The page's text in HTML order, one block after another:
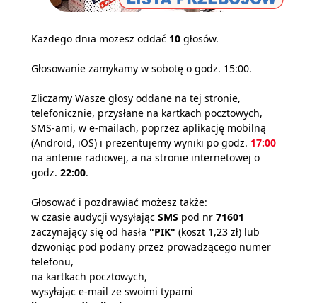
Każdego dnia możesz oddać 10 głosów.
Głosowanie zamykamy w sobotę o godz. 15:00.
Zliczamy Wasze głosy oddane na tej stronie,
telefonicznie, przysłane na kartkach pocztowych,
SMS-ami, w e-mailach, poprzez aplikację mobilną
(Android, iOS) i prezentujemy wyniki po godz. 17:00
na antenie radiowej, a na stronie internetowej o
godz. 22:00.
Głosować i pozdrawiać możesz także:
w czasie audycji wysyłając SMS pod nr 71601
zaczynający się od hasła "PIK" (koszt 1,23 zł) lub
dzwoniąc pod podany przez prowadzącego numer
telefonu,
na kartkach pocztowych,
wysyłając e-mail ze swoimi typami